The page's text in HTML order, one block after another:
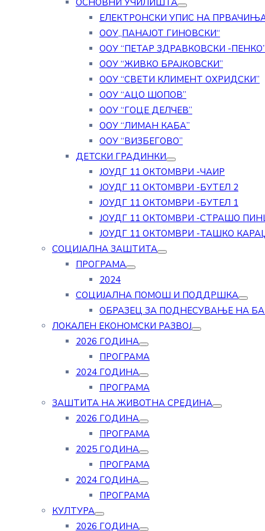
ОСНОВНИ УЧИЛИШТА
ЕЛЕКТРОНСКИ УПИС НА
ООУ„ПАНАЈОТ ГИНОВСКИ“
ООУ “ПЕТАР ЗДРАВКОВСКИ -ПЕНКО”
ООУ “ЖИВКО БРАЈКОВСКИ”
ООУ “СВЕТИ КЛИМЕНТ ОХРИДСКИ”
ООУ “АЦО ШОПОВ”
ООУ “ГОЦЕ ДЕЛЧЕВ”
ООУ “ЛИМАН КАБА”
ООУ “ВИЗБЕГОВО”
ДЕТСКИ ГРАДИНКИ
ЈОУДГ 11 ОКТОМВРИ -ЧАИР
ЈОУДГ 11 ОКТОМВРИ -БУТЕЛ 2
ЈОУДГ 11 ОКТОМВРИ -БУТЕЛ 1
ЈОУДГ 11 ОКТОМВРИ -СТРАШО
ЈОУДГ 11 ОКТОМВРИ -ТАШКО
СОЦИЈАЛНА ЗАШТИТА
ПРОГРАМА
2024
СОЦИЈАЛНА ПОМОШ И ПОДДРШКА
ОБРАЗЕЦ ЗА ПОДНЕСУВАЊЕ НА
ЛОКАЛЕН ЕКОНОМСКИ РАЗВОЈ
2026 ГОДИНА
ПРОГРАМА
2024 ГОДИНА
ПРОГРАМА
ЗАШТИТА НА ЖИВОТНА СРЕДИНА
2026 ГОДИНА
ПРОГРАМА
2025 ГОДИНА
ПРОГРАМА
2024 ГОДИНА
ПРОГРАМА
КУЛТУРА
2026 ГОДИНА